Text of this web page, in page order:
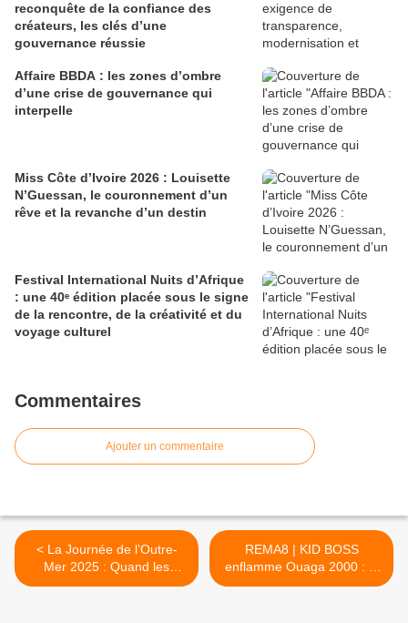
reconquête de la confiance des
créateurs, les clés d’une
gouvernance réussie
Affaire BBDA : les zones d’ombre
d’une crise de gouvernance qui
interpelle
Miss Côte d’Ivoire 2026 : Louisette
N’Guessan, le couronnement d’un
rêve et la revanche d’un destin
Festival International Nuits d’Afrique
: une 40ᵉ édition placée sous le signe
de la rencontre, de la créativité et du
voyage culturel
Commentaires
Ajouter un commentaire
< La Journée de l’Outre-
Mer 2025 : Quand les
générations dialoguent à
REMA8 | KID BOSS
enflamme Ouaga 2000 : la
nouvelle étoile du rap